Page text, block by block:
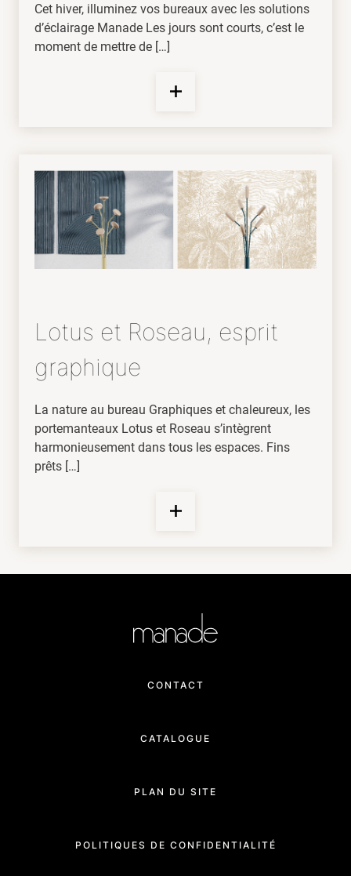
Cet hiver, illuminez vos bureaux avec les solutions
d’éclairage Manade Les jours sont courts, c’est le
moment de mettre de […]
Lotus et Roseau, esprit
graphique
La nature au bureau Graphiques et chaleureux, les
portemanteaux Lotus et Roseau s’intègrent
harmonieusement dans tous les espaces. Fins
prêts […]
CONTACT
CATALOGUE
PLAN DU SITE
POLITIQUES DE CONFIDENTIALITÉ